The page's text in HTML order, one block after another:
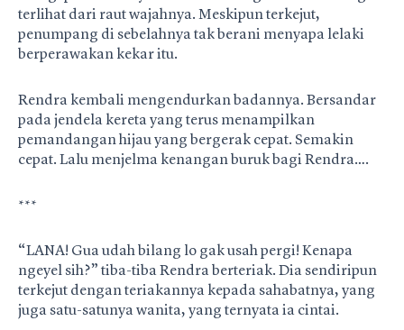
terlihat dari raut wajahnya. Meskipun terkejut,
penumpang di sebelahnya tak berani menyapa lelaki
berperawakan kekar itu.
Rendra kembali mengendurkan badannya. Bersandar
pada jendela kereta yang terus menampilkan
pemandangan hijau yang bergerak cepat. Semakin
cepat. Lalu menjelma kenangan buruk bagi Rendra….
***
“LANA! Gua udah bilang lo gak usah pergi! Kenapa
ngeyel sih?” tiba-tiba Rendra berteriak. Dia sendiripun
terkejut dengan teriakannya kepada sahabatnya, yang
juga satu-satunya wanita, yang ternyata ia cintai.